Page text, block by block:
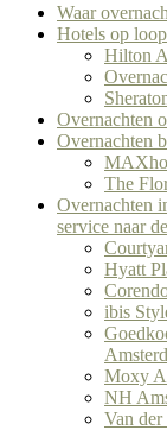
Waar
Hotels op
Hilton
Overnachten
Overnachten
The
Overnachten
service naar
Hyatt
ibis
Moxy
NH
Van